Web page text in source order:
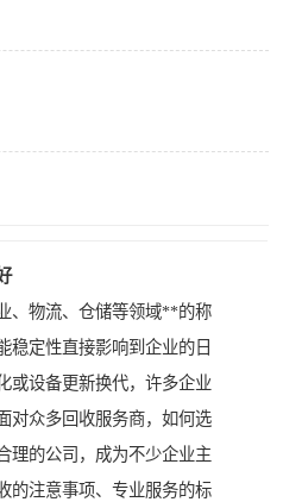
、物流、仓储等领域**的称
稳定性直接影响到企业的日
或设备更新换代，许多企业
对众多回收服务商，如何选
理的公司，成为不少企业主
的注意事项、专业服务的标